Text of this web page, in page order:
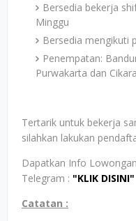
Bersedia bekerja
Minggu
Bersedia mengikuti
Penempatan:
Purwakarta dan
Tertarik untuk bekerja
silahkan lakukan
Dapatkan Info
Telegram : "KLIK DISINI"
Catatan :